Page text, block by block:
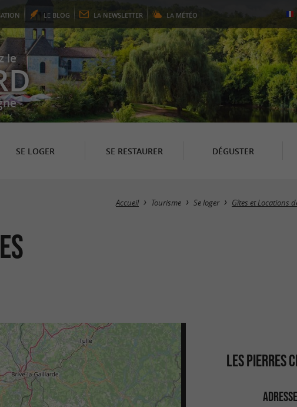
LE BLOG LA NEWSLETTER LA MÉTÉO
le
SE LOGER SE RESTAURER DÉGUSTER
Accueil Tourisme Se loger Gîtes et Locations
LES PIERRES
ADRESSE